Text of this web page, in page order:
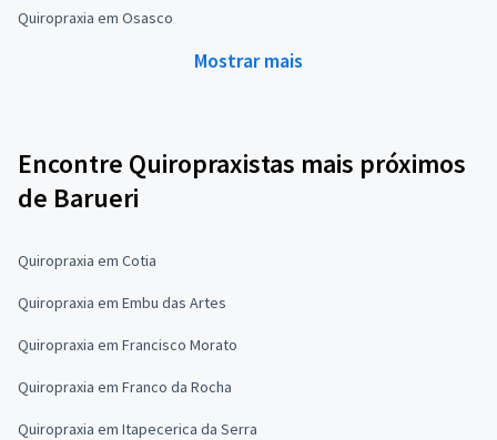
Quiropraxia em Osasco
Mostrar mais
Encontre Quiropraxistas mais próximos
de Barueri
Quiropraxia em Cotia
Quiropraxia em Embu das Artes
Quiropraxia em Francisco Morato
Quiropraxia em Franco da Rocha
Quiropraxia em Itapecerica da Serra